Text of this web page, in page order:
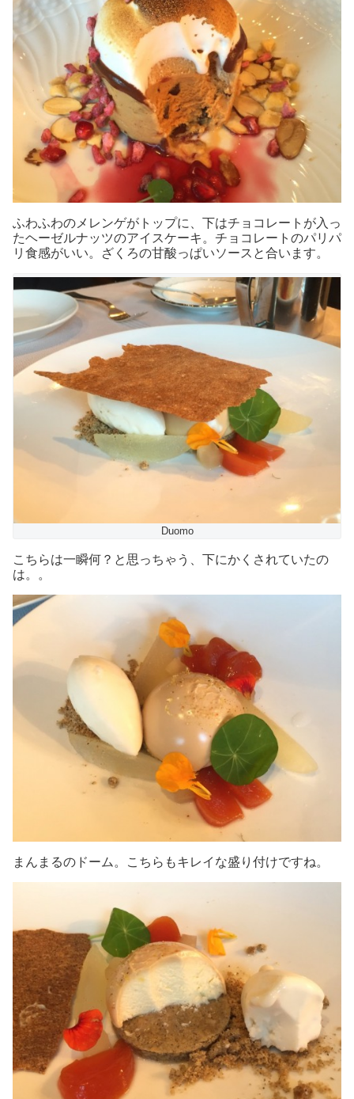
ふわふわのメレンゲがトップに、下はチョコレートが入っ
たヘーゼルナッツのアイスケーキ。チョコレートのパリパ
リ食感がいい。ざくろの甘酸っぱいソースと合います。
Duomo
こちらは一瞬何？と思っちゃう、下にかくされていたの
は。。
まんまるのドーム。こちらもキレイな盛り付けですね。